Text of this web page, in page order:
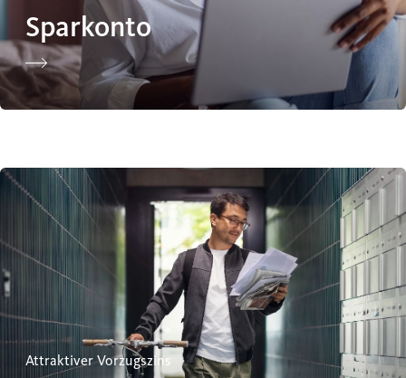
Sparkonto
Anlagesparkonto
Attraktiver Vorzugszins